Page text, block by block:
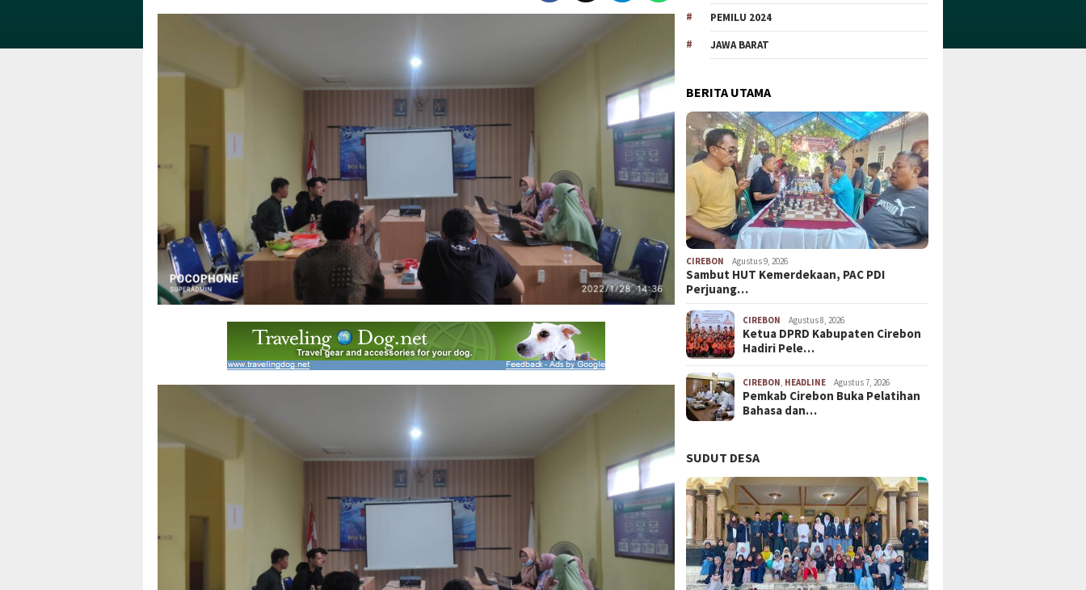
PEMILU 2024
JAWA BARAT
BERITA UTAMA
CIREBON Agustus 9, 2026
Sambut HUT Kemerdekaan, PAC PDI
Perjuang…
CIREBON Agustus 8, 2026
Ketua DPRD Kabupaten Cirebon
Hadiri Pele…
CIREBON, HEADLINE Agustus 7, 2026
Pemkab Cirebon Buka Pelatihan
Bahasa dan…
SUDUT DESA